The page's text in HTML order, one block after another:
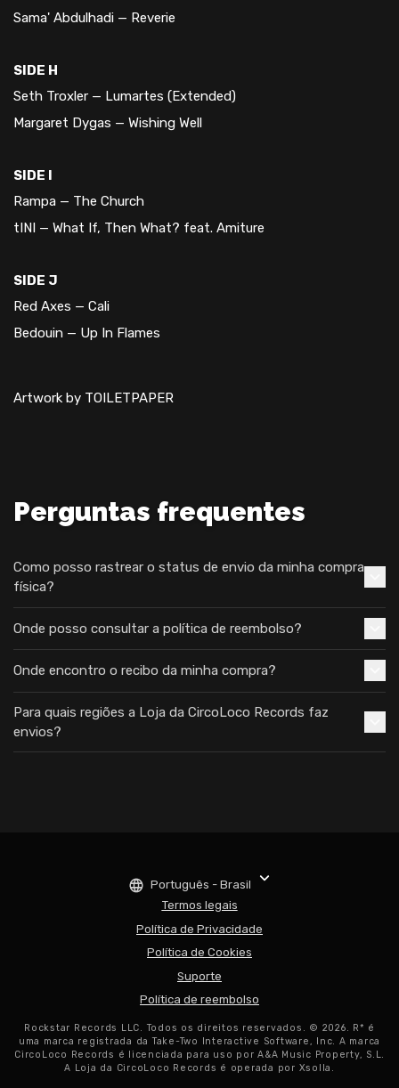
Sama' Abdulhadi — Reverie
SIDE H
Seth Troxler — Lumartes (Extended)
Margaret Dygas — Wishing Well
SIDE I
Rampa — The Church
tINI — What If, Then What? feat. Amiture
SIDE J
Red Axes — Cali
Bedouin — Up In Flames
Artwork by TOILETPAPER
Perguntas frequentes
Como posso rastrear o status de envio da minha compra
física?
Onde posso consultar a política de reembolso?
Onde encontro o recibo da minha compra?
Para quais regiões a Loja da CircoLoco Records faz
envios?
Termos legais
Política de Privacidade
Política de Cookies
Suporte
Política de reembolso
Rockstar Records LLC. Todos os direitos reservados. © 2026. R* é
uma marca registrada da Take-Two Interactive Software, Inc. A marca
CircoLoco Records é licenciada para uso por A&A Music Property, S.L.
A Loja da CircoLoco Records é operada por Xsolla.
Português - Brasil